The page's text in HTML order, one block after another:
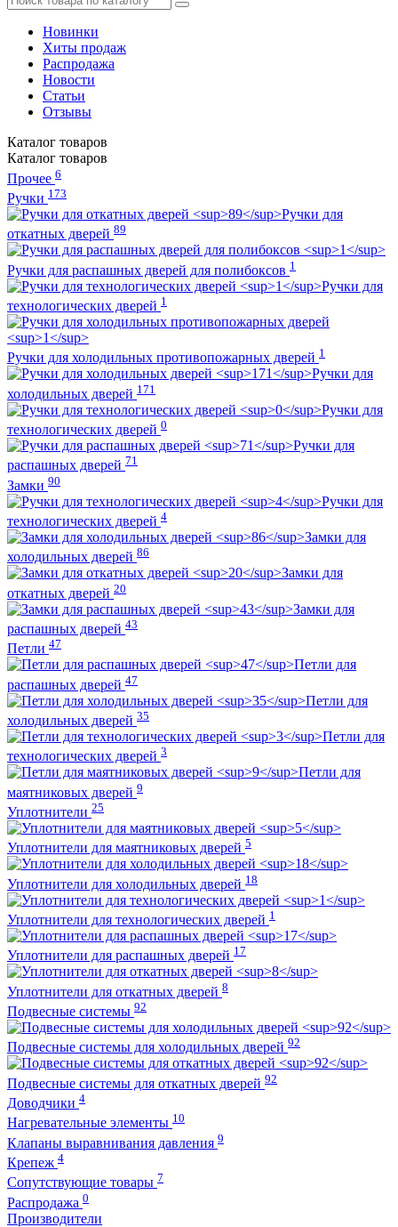
Новинки
Хиты продаж
Распродажа
Новости
Статьи
Отзывы
Каталог товаров
Каталог товаров
Прочее 6
Ручки 173
Ручки для
откатных дверей 89
Ручки для распашных дверей для полибоксов 1
Ручки для
технологических дверей 1
Ручки для холодильных противопожарных дверей 1
Ручки для
холодильных дверей 171
Ручки для
технологических дверей 0
Ручки для
распашных дверей 71
Замки 90
Ручки для
технологических дверей 4
Замки для
холодильных дверей 86
Замки для
откатных дверей 20
Замки для
распашных дверей 43
Петли 47
Петли для
распашных дверей 47
Петли для
холодильных дверей 35
Петли для
технологических дверей 3
Петли для
маятниковых дверей 9
Уплотнители 25
Уплотнители для маятниковых дверей 5
Уплотнители для холодильных дверей 18
Уплотнители для технологических дверей 1
Уплотнители для распашных дверей 17
Уплотнители для откатных дверей 8
Подвесные системы 92
Подвесные системы для холодильных дверей 92
Подвесные системы для откатных дверей 92
Доводчики 4
Нагревательные элементы 10
Клапаны выравнивания давления 9
Крепеж 4
Сопутствующие товары 7
Распродажа 0
Производители